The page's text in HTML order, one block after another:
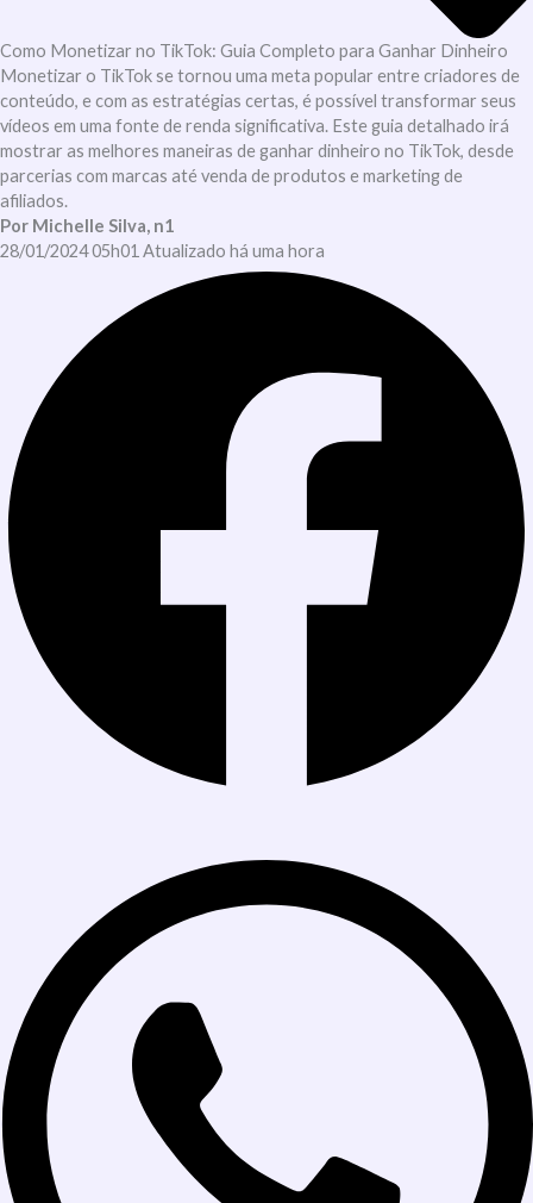
Como Monetizar no TikTok: Guia Completo para Ganhar Dinheiro
Monetizar o TikTok se tornou uma meta popular entre criadores de
conteúdo, e com as estratégias certas, é possível transformar seus
vídeos em uma fonte de renda significativa. Este guia detalhado irá
mostrar as melhores maneiras de ganhar dinheiro no TikTok, desde
parcerias com marcas até venda de produtos e marketing de
afiliados.
Por Michelle Silva, n1
28/01/2024 05h01 Atualizado há uma hora